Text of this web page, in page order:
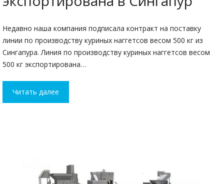
Недавно наша компания подписала контракт на поставку
линии по производству куриных наггетсов весом 500 кг из
Сингапура. Линия по производству куриных наггетсов весом
500 кг экспортирована…
Читать далее